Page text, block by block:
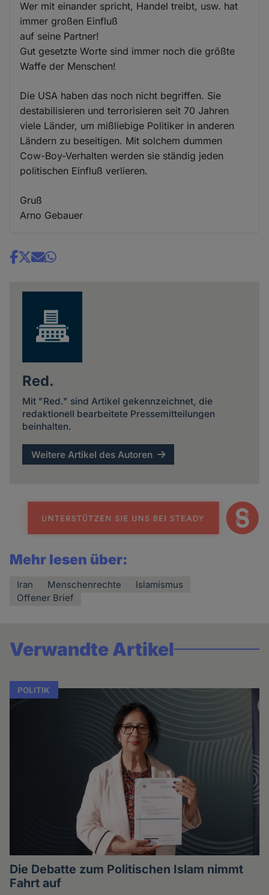
Wer mit einander spricht, Handel treibt, usw. hat
immer großen Einfluß
auf seine Partner!
Gut gesetzte Worte sind immer noch die größte
Waffe der Menschen!
Die USA haben das noch nicht begriffen. Sie
destabilisieren und terrorisieren seit 70 Jahren
viele Länder, um mißliebige Politiker in anderen
Ländern zu beseitigen. Mit solchem dummen
Cow-Boy-Verhalten werden sie ständig jeden
politischen Einfluß verlieren.
Gruß
Arno Gebauer
Share
Red.
Mit "Red." sind Artikel gekennzeichnet, die
redaktionell bearbeitete Pressemitteilungen
beinhalten.
Weitere Artikel des Autoren
Mehr lesen über:
Iran Menschenrechte
Islamismus
Offener Brief
Verwandte Artikel
POLITIK
Die Debatte zum Politischen Islam nimmt
Fahrt auf